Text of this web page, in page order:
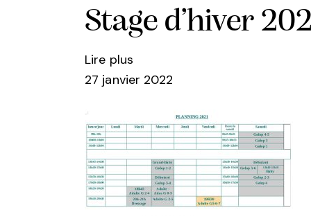
Stage d’hiver
Lire plus
27 janvier 2022